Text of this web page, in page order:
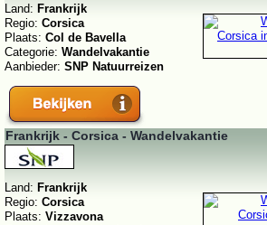
Land: Frankrijk
Regio: Corsica
Plaats: Col de Bavella
Categorie: Wandelvakantie
Aanbieder: SNP Natuurreizen
Frankrijk - Corsica - Wandelvakantie
Land: Frankrijk
Regio: Corsica
Plaats: Vizzavona